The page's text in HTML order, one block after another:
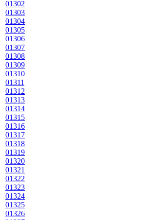
01302
01303
01304
01305
01306
01307
01308
01309
01310
01311
01312
01313
01314
01315
01316
01317
01318
01319
01320
01321
01322
01323
01324
01325
01326